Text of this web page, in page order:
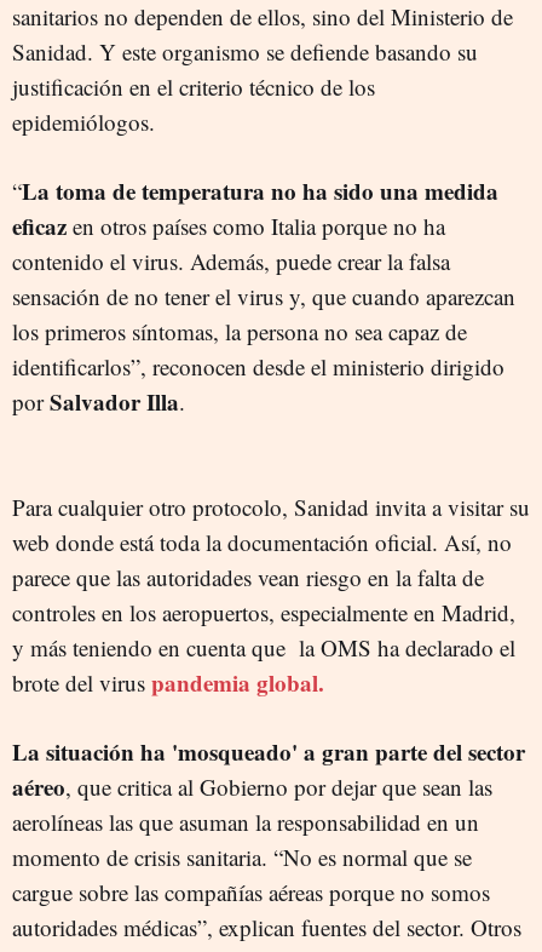
sanitarios no dependen de ellos, sino del Ministerio de
Sanidad. Y este organismo se defiende basando su
justificación en el criterio técnico de los
epidemiólogos.
“La toma de temperatura no ha sido una medida
eficaz en otros países como Italia porque no ha
contenido el virus. Además, puede crear la falsa
sensación de no tener el virus y, que cuando aparezcan
los primeros síntomas, la persona no sea capaz de
identificarlos”, reconocen desde el ministerio dirigido
porSalvador Illa.
Para cualquier otro protocolo, Sanidad invita a visitar su
web donde está toda la documentación oficial. Así, no
parece que las autoridades vean riesgo en la falta de
controles en los aeropuertos, especialmente en Madrid,
y más teniendo en cuenta que la OMS ha declarado el
brote del virus pandemia global.
La situación ha 'mosqueado' a gran parte del sector
aéreo, que critica al Gobierno por dejar que sean las
aerolíneas las que asuman la responsabilidad en un
momento de crisis sanitaria. “No es normal que se
cargue sobre las compañías aéreas porque no somos
autoridades médicas”, explican fuentes del sector. Otros